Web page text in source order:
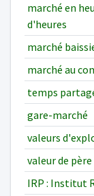
marché en
d'heures
marché
marché au
temps
gare-marché
valeurs
valeur de
IRP : Institut